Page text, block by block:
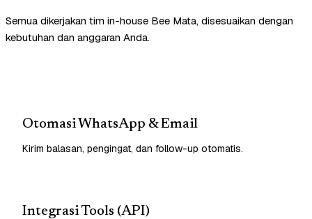
Semua dikerjakan tim in-house Bee Mata, disesuaikan dengan
kebutuhan dan anggaran Anda.
Otomasi WhatsApp & Email
Kirim balasan, pengingat, dan follow-up otomatis.
Integrasi Tools (API)